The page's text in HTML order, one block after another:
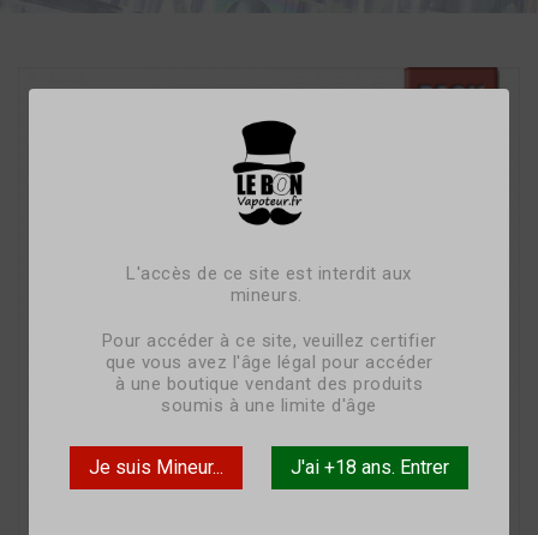
L'accès de ce site est interdit aux
mineurs.
Pour accéder à ce site, veuillez certifier
que vous avez l'âge légal pour accéder
à une boutique vendant des produits
soumis à une limite d'âge
Je suis Mineur... J'ai +18 ans. Entrer